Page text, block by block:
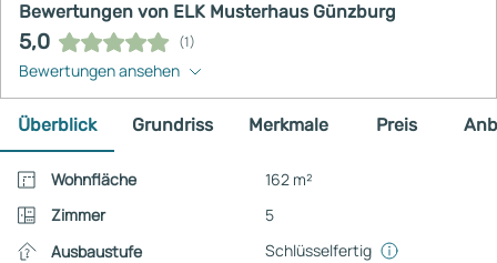
Bewertungen von ELK Musterhaus Günzburg
5,0 (1)
Bewertungen ansehen
Überblick Grundriss Merkmale Preis
Wohnfläche
162 m²
Zimmer
5
Ausbaustufe
Schlüsselfertig